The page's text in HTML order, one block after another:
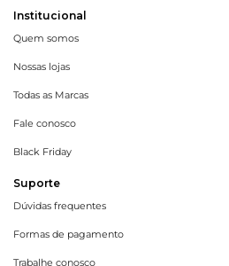
Institucional
Quem somos
Nossas lojas
Todas as Marcas
Fale conosco
Black Friday
Suporte
Dúvidas frequentes
Formas de pagamento
Trabalhe conosco